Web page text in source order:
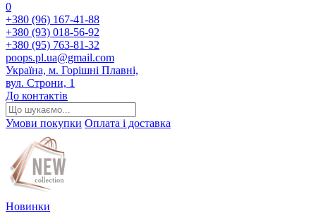
0
+380 (96) 167-41-88
+380 (93) 018-56-92
+380 (95) 763-81-32
poops.pl.ua@gmail.com
Україна, м. Горішні Плавні,
вул. Строни, 1
До контактів
Умови покупки Оплата і доставка
Новинки